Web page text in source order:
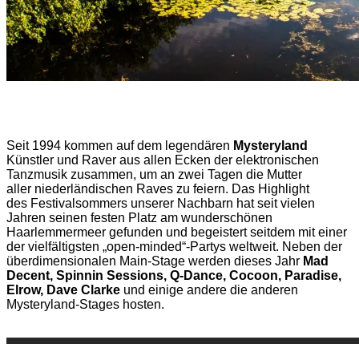
Seit 1994 kommen auf dem legendären Mysteryland
Künstler und Raver aus allen Ecken der elektronischen
Tanzmusik zusammen, um an zwei Tagen die Mutter
aller niederländischen Raves zu feiern. Das Highlight
des Festivalsommers unserer Nachbarn hat seit vielen
Jahren seinen festen Platz am wunderschönen
Haarlemmermeer gefunden und begeistert seitdem mit einer
der vielfältigsten „open-minded“-Partys weltweit. Neben der
überdimensionalen Main-Stage werden dieses Jahr Mad
Decent, Spinnin Sessions, Q-Dance, Cocoon, Paradise,
Elrow, Dave Clarke und einige andere die anderen
Mysteryland-Stages hosten.